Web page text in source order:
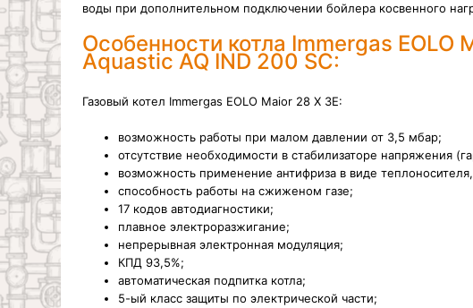
воды при дополнительном подключении бойлера косвенного
Особенности котла Immergas EOLO
Aquastic AQ IND 200 SC:
Газовый котел Immergas EOLO Maior 28 X 3E:
возможность работы при малом давлении от 3,5 мбар;
отсутствие необходимости в стабилизаторе напряжения
возможность применение антифриза в виде
способность работы на сжиженом газе;
17 кодов автодиагностики;
плавное электроразжигание;
непрерывная электронная модуляция;
КПД 93,5%;
автоматическая подпитка котла;
5-ый класс защиты по электрической части;